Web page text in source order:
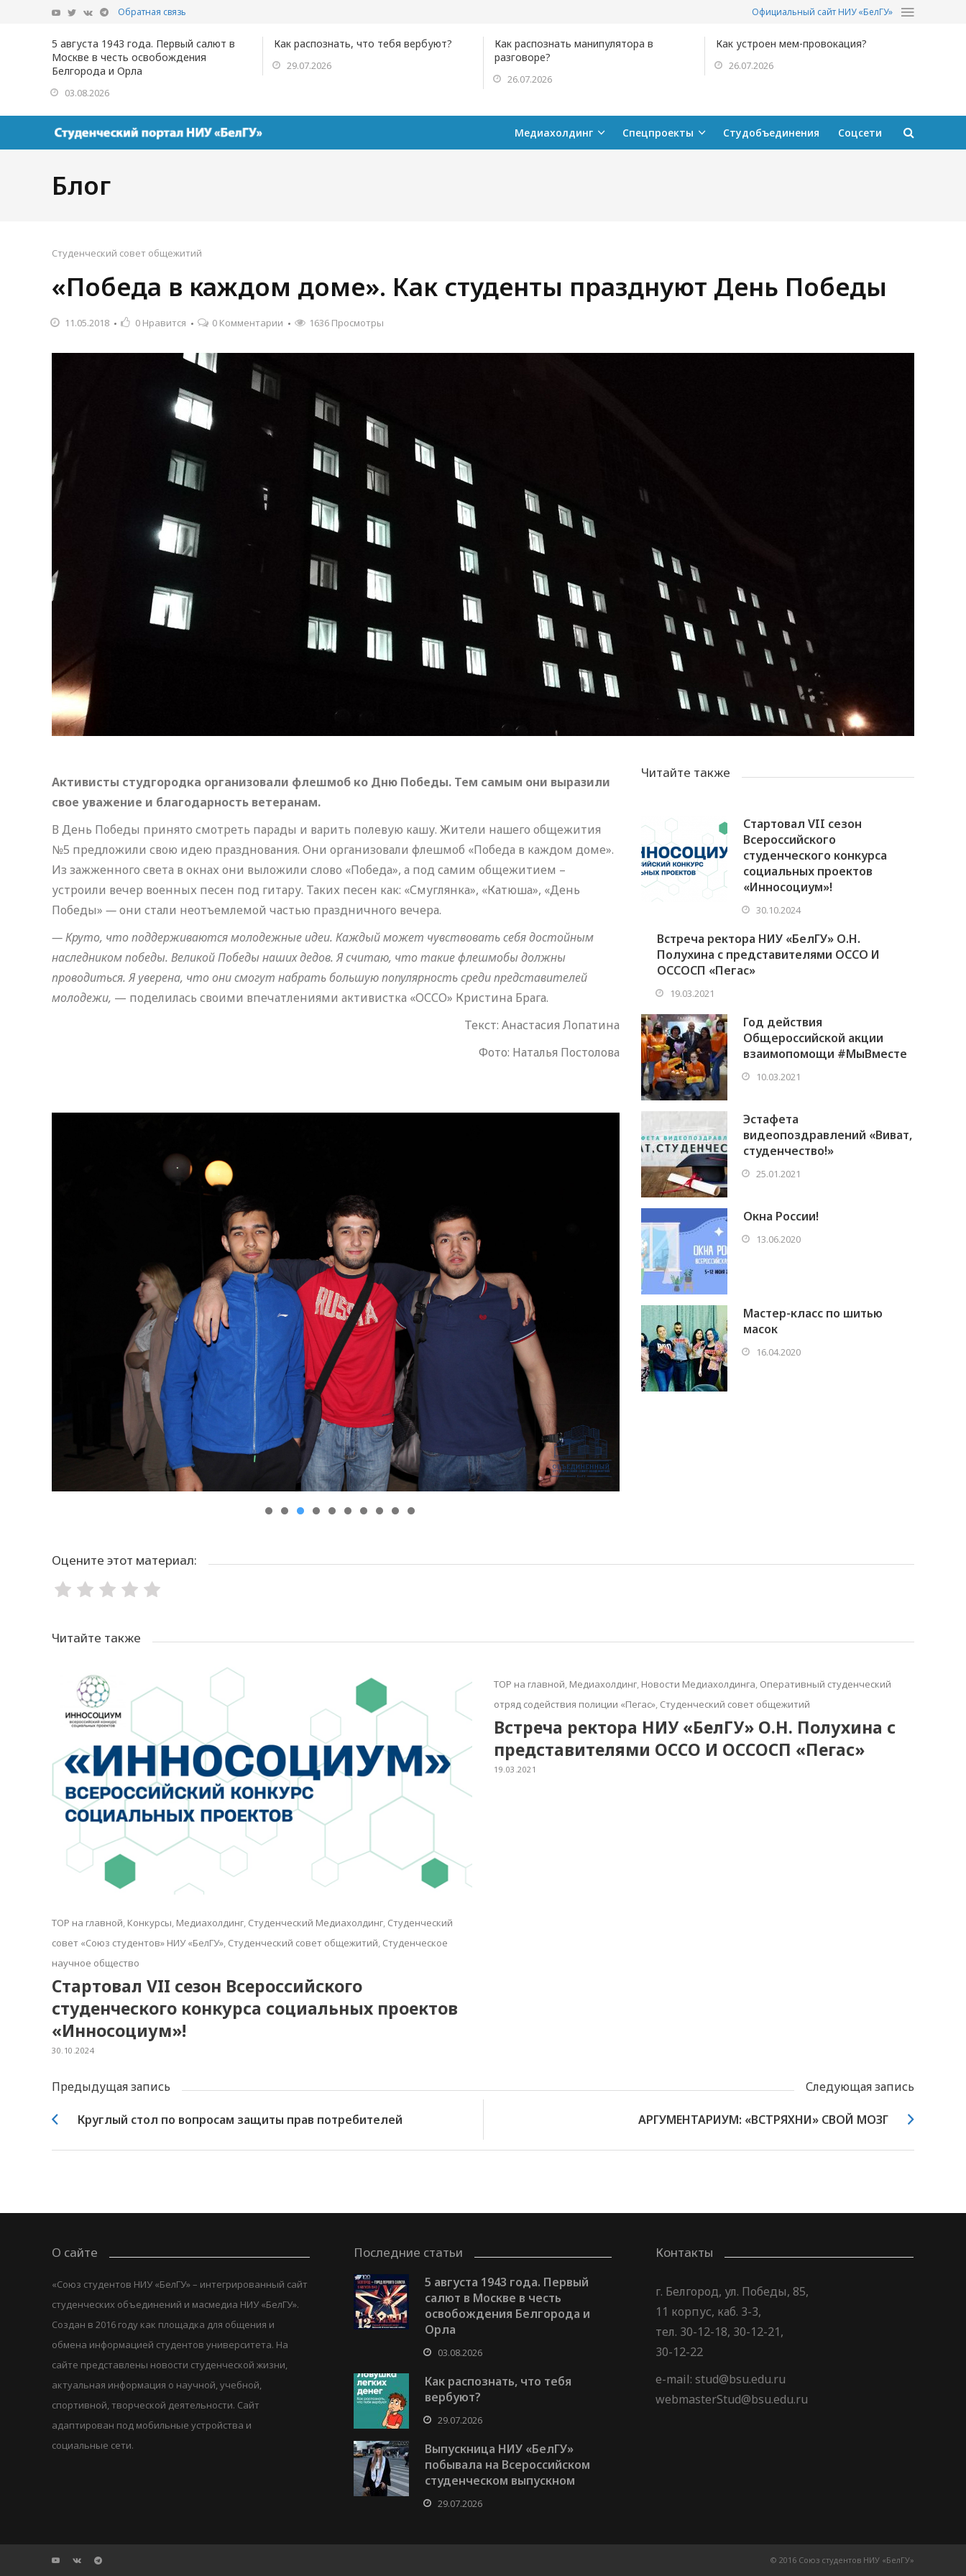
Обратная связь Официальный сайт НИУ «БелГУ»
5 августа 1943 года. Первый салют в
Москве в честь освобождения
Белгорода и Орла
03.08.2026
Как распознать, что тебя вербуют?
29.07.2026
Как распознать манипулятора в
разговоре?
26.07.2026
Как устроен мем-провокация?
26.07.2026
Медиахолдинг Спецпроекты Студобъединения Соцсети
Блог
Студенческий совет общежитий
«Победа в каждом доме». Как студенты празднуют День Победы
11.05.2018 0 Нравится 0 Комментарии 1636 Просмотры
Активисты студгородка организовали флешмоб ко Дню Победы. Тем самым они выразили
свое уважение и благодарность ветеранам.
В День Победы принято смотреть парады и варить полевую кашу. Жители нашего общежития
№5 предложили свою идею празднования. Они организовали флешмоб «Победа в каждом доме».
Из зажженного света в окнах они выложили слово «Победа», а под самим общежитием –
устроили вечер военных песен под гитару. Таких песен как: «Смуглянка», «Катюша», «День
Победы» —они стали неотъемлемой частью праздничного вечера.
— Круто, что поддерживаются молодежные идеи. Каждый может чувствовать себя достойным
наследником победы. Великой Победы наших дедов. Я считаю, что такие флешмобы должны
проводиться. Я уверена, что они смогут набрать большую популярность среди представителей
молодежи, — поделилась своими впечатлениями активистка «ОССО» Кристина Брага.
Текст: Анастасия Лопатина
Фото: Наталья Постолова
Читайте также
Стартовал VII сезон
Всероссийского
студенческого конкурса
социальных проектов
«Инносоциум»!
30.10.2024
Встреча ректора НИУ «БелГУ» О.Н.
Полухина с представителями ОССО И
ОССОСП «Пегас»
19.03.2021
Год действия
Общероссийской акции
взаимопомощи #МыВместе
10.03.2021
Эстафета
видеопоздравлений «Виват,
студенчество!»
25.01.2021
Окна России!
13.06.2020
Мастер-класс по шитью
масок
16.04.2020
Оцените этот материал:
Читайте также
TOP на главной, Конкурсы, Медиахолдинг, Студенческий Медиахолдинг, Студенческий
совет «Союз студентов» НИУ «БелГУ», Студенческий совет общежитий, Студенческое
научное общество
Стартовал VII сезон Всероссийского
студенческого конкурса социальных проектов
«Инносоциум»!
30.10.2024
TOP на главной, Медиахолдинг, Новости Медиахолдинга, Оперативный студенческий
отряд содействия полиции «Пегас», Студенческий совет общежитий
Встреча ректора НИУ «БелГУ» О.Н. Полухина с
представителями ОССО И ОССОСП «Пегас»
19.03.2021
Предыдущая запись Следующая запись
Круглый стол по вопросам защиты прав потребителей АРГУМЕНТАРИУМ: «ВСТРЯХНИ» СВОЙ МОЗГ
О сайте
«Союз студентов НИУ «БелГУ» – интегрированный сайт
студенческих объединений и масмедиа НИУ «БелГУ».
Создан в 2016 году как площадка для общения и
обмена информацией студентов университета. На
сайте представлены новости студенческой жизни,
актуальная информация о научной, учебной,
спортивной, творческой деятельности. Сайт
адаптирован под мобильные устройства и
социальные сети.
Последние статьи
5 августа 1943 года. Первый
салют в Москве в честь
освобождения Белгорода и
Орла
03.08.2026
Как распознать, что тебя
вербуют?
29.07.2026
Выпускница НИУ «БелГУ»
побывала на Всероссийском
студенческом выпускном
29.07.2026
Контакты
г. Белгород, ул. Победы, 85,
11 корпус, каб. 3-3,
тел. 30-12-18, 30-12-21,
30-12-22
e-mail: stud@bsu.edu.ru
webmasterStud@bsu.edu.ru
© 2016 Союз студентов НИУ «БелГУ»